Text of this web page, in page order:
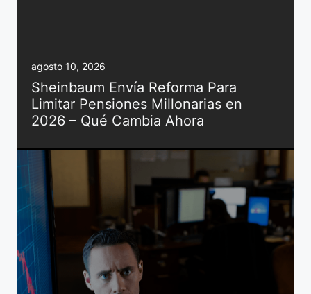
agosto 10, 2026
Sheinbaum Envía Reforma Para
Limitar Pensiones Millonarias en
2026 – Qué Cambia Ahora